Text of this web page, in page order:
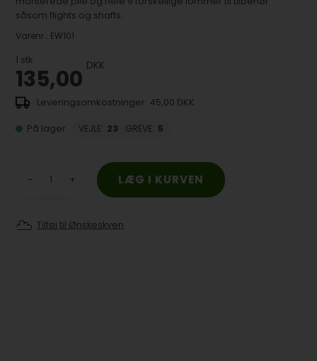
såsom flights og shafts.
Varenr.: EW101
1 stk.
135,00 DKK
45,00 DKK
På lager
VEJLE: 23 GREVE: 5
- +
Tilføj til Ønskeskyen